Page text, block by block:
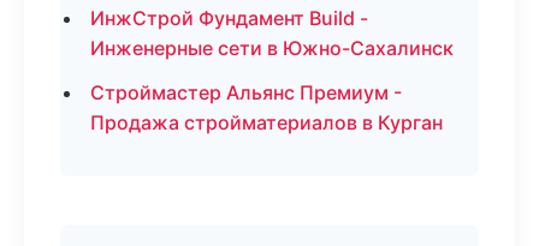
ИнжСтрой Фундамент Build -
Инженерные сети в Южно-Сахалинск
Строймастер Альянс Премиум -
Продажа стройматериалов в Курган